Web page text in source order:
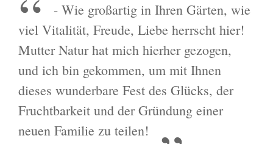
- Wie großartig in Ihren Gärten, wie
viel Vitalität, Freude, Liebe herrscht hier!
Mutter Natur hat mich hierher gezogen,
und ich bin gekommen, um mit Ihnen
dieses wunderbare Fest des Glücks, der
Fruchtbarkeit und der Gründung einer
neuen Familie zu teilen!